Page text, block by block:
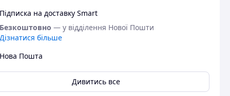
на доставку Smart
— у відділення Нової Пошти
більше
Пошта
Дивитись все